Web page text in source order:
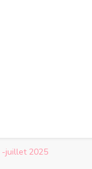
-juillet 2025